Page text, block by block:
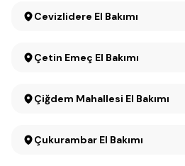
Cevizlidere El Bakımı
Çetin Emeç El Bakımı
Çiğdem Mahallesi El Bakımı
Çukurambar El Bakımı